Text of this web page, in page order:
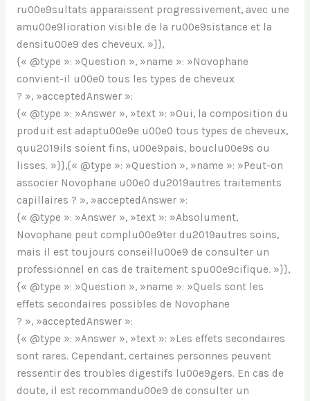
ru00e9sultats apparaissent progressivement, avec une
amu00e9lioration visible de la ru00e9sistance et la
densitu00e9 des cheveux. »}},
{« @type »: »Question », »name »: »Novophane
convient-il u00e0 tous les types de cheveux
? », »acceptedAnswer »:
{« @type »: »Answer », »text »: »Oui, la composition du
produit est adaptu00e9e u00e0 tous types de cheveux,
quu2019ils soient fins, u00e9pais, bouclu00e9s ou
lisses. »}},{« @type »: »Question », »name »: »Peut-on
associer Novophane u00e0 du2019autres traitements
capillaires ? », »acceptedAnswer »:
{« @type »: »Answer », »text »: »Absolument,
Novophane peut complu00e9ter du2019autres soins,
mais il est toujours conseillu00e9 de consulter un
professionnel en cas de traitement spu00e9cifique. »}},
{« @type »: »Question », »name »: »Quels sont les
effets secondaires possibles de Novophane
? », »acceptedAnswer »:
{« @type »: »Answer », »text »: »Les effets secondaires
sont rares. Cependant, certaines personnes peuvent
ressentir des troubles digestifs lu00e9gers. En cas de
doute, il est recommandu00e9 de consulter un